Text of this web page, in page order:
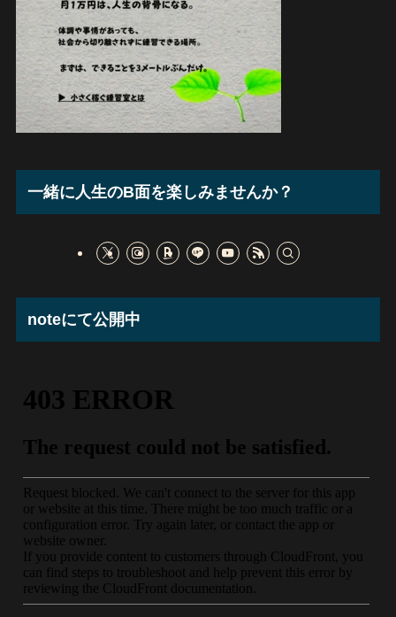
一緒に人生のB面を楽しみませんか？
noteにて公開中